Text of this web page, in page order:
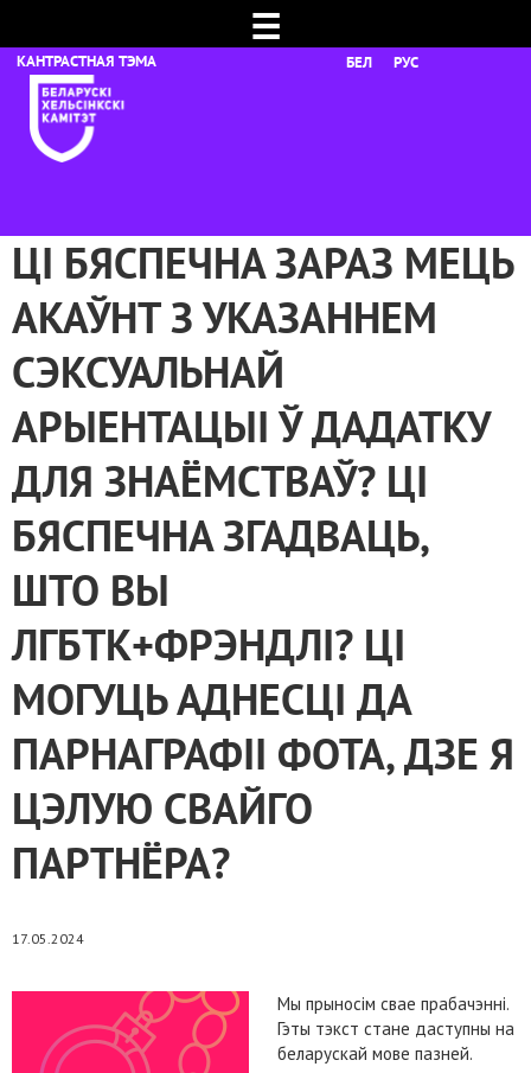
☰
БЕЛ РУС
ЦІ БЯСПЕЧНА ЗАРАЗ МЕЦЬ
АКАЎНТ З УКАЗАННЕМ
СЭКСУАЛЬНАЙ
АРЫЕНТАЦЫІ Ў ДАДАТКУ
ДЛЯ ЗНАЁМСТВАЎ? ЦІ
БЯСПЕЧНА ЗГАДВАЦЬ,
ШТО ВЫ
ЛГБТК+ФРЭНДЛІ? ЦІ
МОГУЦЬ АДНЕСЦІ ДА
ПАРНАГРАФІІ ФОТА, ДЗЕ Я
ЦЭЛУЮ СВАЙГО
ПАРТНЁРА?
17.05.2024
Мы прыносім свае прабачэнні.
Гэты тэкст стане даступны на
беларускай мове пазней.